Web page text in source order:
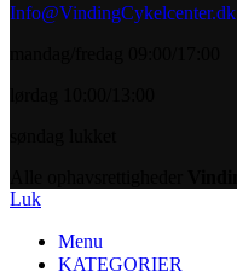
Info@VindingCykelcenter.dk
Luk
Menu
KATEGORIER